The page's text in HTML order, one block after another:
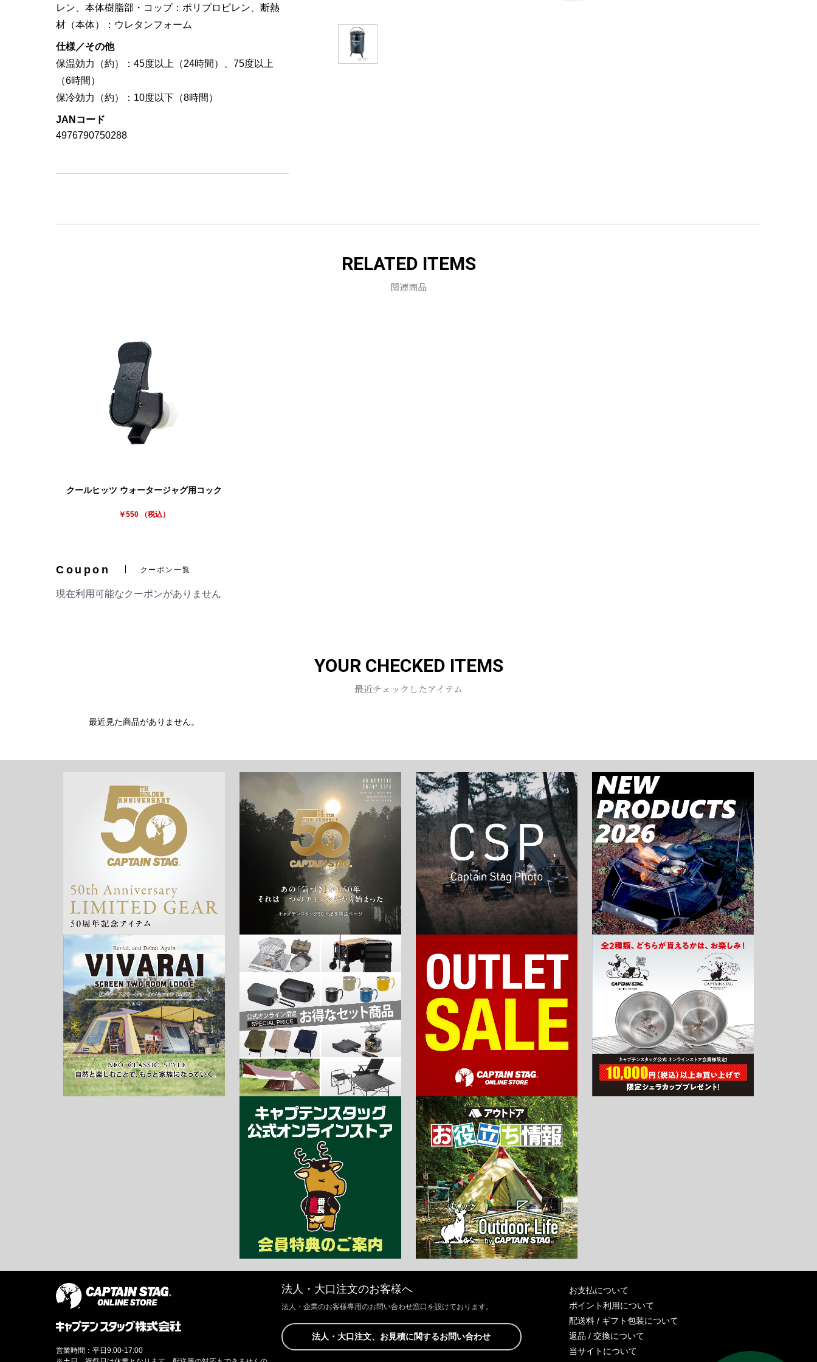
レン、本体樹脂部・コップ：ポリプロピレン、断熱
材（本体）：ウレタンフォーム
仕様／その他
保温効力（約）：45度以上（24時間）、75度以上
（6時間）
保冷効力（約）：10度以下（8時間）
JANコード
4976790750288
RELATED ITEMS
関連商品
クールヒッツ ウォータージャグ用コック
￥550 （税込）
Coupon クーポン一覧
現在利用可能なクーポンがありません
YOUR CHECKED ITEMS
最近チェックしたアイテム
最近見た商品がありません。
法人・大口注文のお客様へ
法人・企業のお客様専用のお問い合わせ窓口を設けております。
法人・大口注文、お見積に関するお問い合わせ
お支払について
ポイント利用について
配送料 / ギフト包装について
返品 / 交換について
当サイトについて
営業時間：平日9:00-17:00